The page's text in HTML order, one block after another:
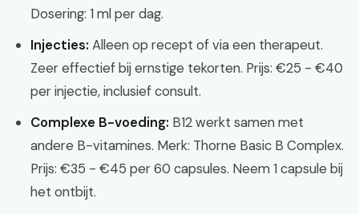
Dosering: 1 ml per dag.
Injecties: Alleen op recept of via een therapeut.
Zeer effectief bij ernstige tekorten. Prijs: €25 - €40
per injectie, inclusief consult.
Complexe B-voeding: B12 werkt samen met
andere B-vitamines. Merk: Thorne Basic B Complex.
Prijs: €35 - €45 per 60 capsules. Neem 1 capsule bij
het ontbijt.